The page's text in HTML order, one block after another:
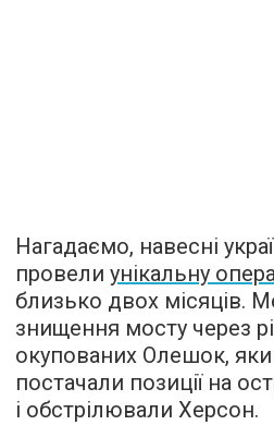
Нагадаємо, навесні
провели унікальну
близько двох місяців.
знищення мосту через
окупованих Олешок,
постачали позиції на
і обстрілювали Херсон.